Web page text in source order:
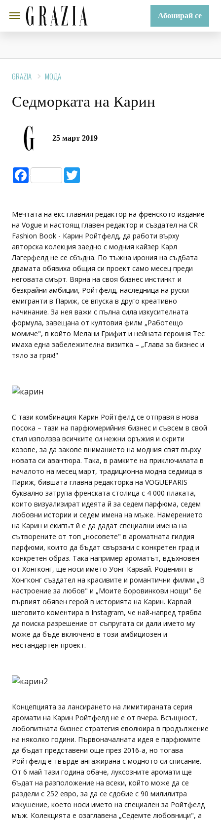
Абонирай се
GRAZIA МОДА
Седморката на Карин
25 март 2019
Facebook
Мечтата на екс главния редактор на френското издание
на Vogue и настоящ главен редактор и създател на CR
Fashion Book - Карин Ройтфелд, да работи върху
авторска колекция заедно с модния кайзер Карл
Лагерфелд не се сбъдна. По тъжна ирония на съдбата
двамата обявиха общия си проект само месец преди
неговата смърт. Вярна на своя бизнес инстинкт и
безкрайни амбиции, Ройтфелд, наследница на руски
емигранти в Париж, се впуска в друго креативно
начинание. За нея важи с пълна сила изкусителната
формула, завещана от култовия филм „Работещо
момиче", в който Мелани Грифит и нейната героиня Тес
имаха една забележителна визитка – „Глава за бизнес и
тяло за грях!"
С тази комбинация Карин Ройтфелд се отправя в нова
посока – тази на парфюмерийния бизнес и съвсем в свой
стил използва всичките си нежни оръжия и скрити
козове, за да закове вниманието на модния свят върху
новата си авантюра. Така, в рамките на приключилата в
началото на месец март, традиционна модна седмица в
Париж, бившата главна редакторка на VOGUEPARIS
буквално затрупа френската столица с 4 000 плаката,
които визуализират идеята й за седем парфюма, седем
любовни истории и седем имена на мъже. Намерението
на Карин и екипът й е да дадат специални имена на
сътворените от топ „носовете" в ароматната гилдия
парфюми, които да бъдат свързани с конкретен град и
конкретен образ. Така например ароматът, вдъхновен
от Хонгконг, ще носи името Уонг Карвай. Роденият в
Хонгконг създател на красивите и романтични филми „В
настроение за любов" и „Моите боровинкови нощи" бе
първият обявен герой в историята на Карин. Карвай
шеговито коментира в Instagram, че най-напред трябва
да поиска разрешение от съпругата си дали името му
може да бъде включено в този амбициозен и
нестандартен проект.
Концепцията за лансирането на лимитираната серия
аромати на Карин Ройтфелд не е от вчера. Всъщност,
любопитната бизнес стратегия еволюира в продължение
на няколко години. Първоначалната идея е парфюмите
да бъдат представени още през 2016-а, но тогава
Ройтфелд е твърде ангажирана с модното си списание.
От 6 май тази година обаче, луксозните аромати ще
бъдат на разположение на всеки, който може да се
раздели с 252 евро, за да се сдобие с 90 милилитра
изкушение, което носи името на специален за Ройтфелд
мъж. Колекцията е озаглавена „Седемте любовници", а